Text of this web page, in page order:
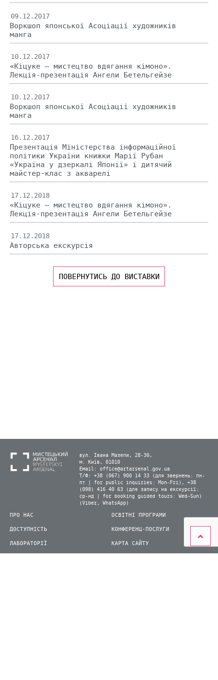
09.12.2017
Воркшоп японської Асоціації художників
манга
10.12.2017
«Кіцуке – мистецтво вдягання кімоно».
Лекція-презентація Ангели Бетельгейзе
10.12.2017
Воркшоп японської Асоціації художників
манга
16.12.2017
Презентація Міністерства інформаційної
політики України книжки Марії Рубан
«Україна у дзеркалі Японії» і дитячий
майстер-клас з акварелі
17.12.2018
«Кіцуке – мистецтво вдягання кімоно».
Лекція-презентація Ангели Бетельгейзе
17.12.2018
Авторська екскурсія
ПОВЕРНУТИСЬ ДО ВИСТАВКИ
вул. Івана Мазепи, 28-30,
м. Київ, 01010
Email: office@artarsenal.gov.ua
Т/Ф: +38 (067) 900 14 33 (для звернень: пн-
пт | for public inquiries: Mon–Fri), +38
(098) 416 40 63 (для запису на екскурсії:
ср-нд | for booking guided tours: Wed–Sun)
(Viber, WhatsApp)
ПРО НАС
ДОСТУПНІСТЬ
ЛАБОРАТОРІЇ
ОСВІТНІ ПРОГРАМИ
КОНФЕРЕНЦ-ПОСЛУГИ
КАРТА САЙТУ